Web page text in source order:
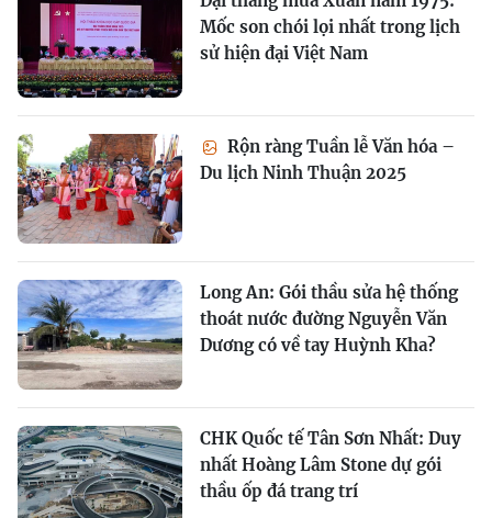
Mốc son chói lọi nhất trong lịch
sử hiện đại Việt Nam
Rộn ràng Tuần lễ Văn hóa –
Du lịch Ninh Thuận 2025
Long An: Gói thầu sửa hệ thống
thoát nước đường Nguyễn Văn
Dương có về tay Huỳnh Kha?
CHK Quốc tế Tân Sơn Nhất: Duy
nhất Hoàng Lâm Stone dự gói
thầu ốp đá trang trí